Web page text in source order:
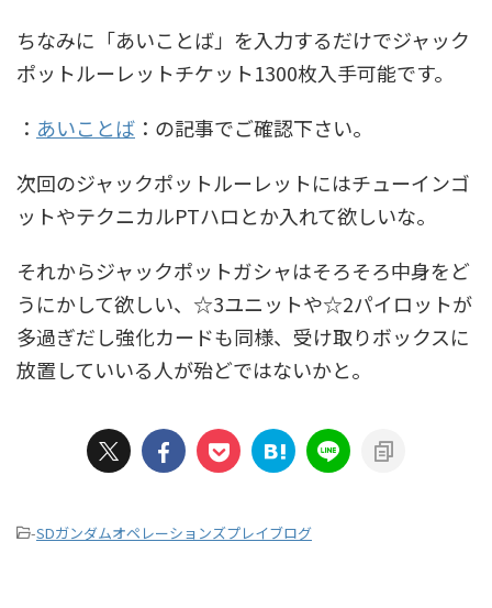
ちなみに「あいことば」を入力するだけでジャック
ポットルーレットチケット1300枚入手可能です。
： あいことば ：の記事でご確認下さい。
次回のジャックポットルーレットにはチューインゴ
ットやテクニカルPTハロとか入れて欲しいな。
それからジャックポットガシャはそろそろ中身をど
うにかして欲しい、☆3ユニットや☆2パイロットが
多過ぎだし強化カードも同様、受け取りボックスに
放置していいる人が殆どではないかと。
-SDガンダムオペレーションズプレイブログ